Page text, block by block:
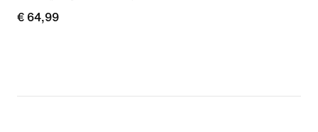
€ 64,99
€ 64,99